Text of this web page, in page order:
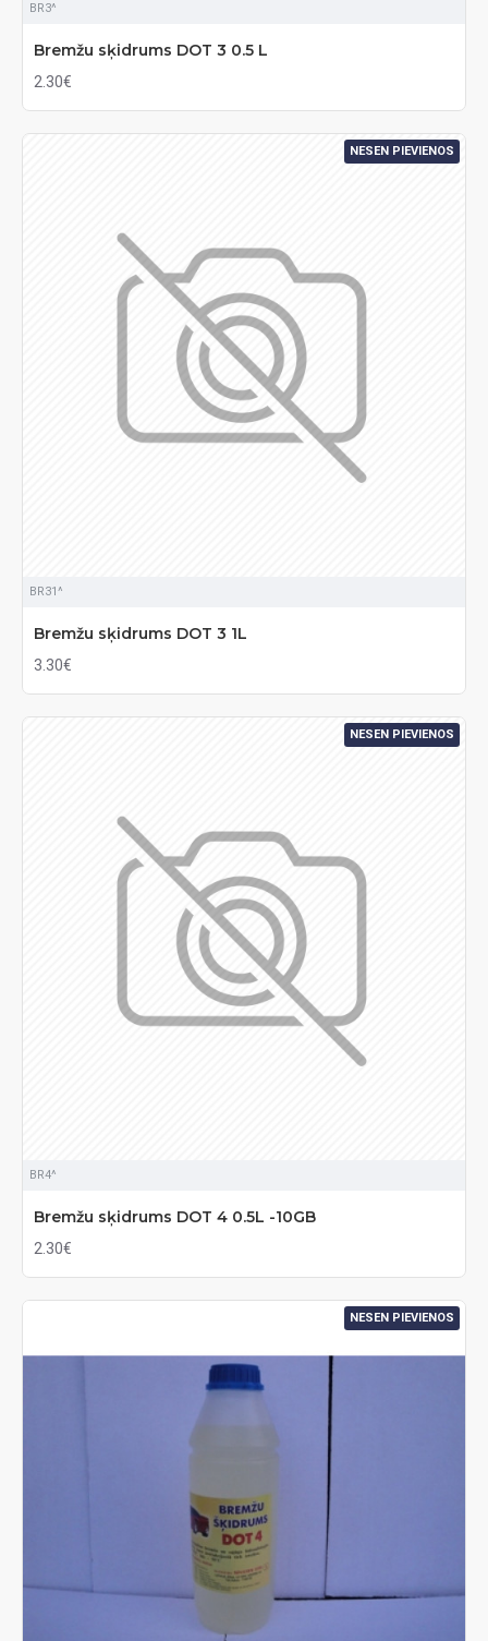
BR3^
Bremžu sķidrums DOT 3 0.5 L
2.30€
NESEN PIEVIENOS
BR31^
Bremžu sķidrums DOT 3 1L
3.30€
NESEN PIEVIENOS
BR4^
Bremžu sķidrums DOT 4 0.5L -10GB
2.30€
NESEN PIEVIENOS